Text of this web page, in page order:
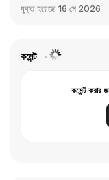
যুক্ত হয়েছে 16 মে 2026
কমেন্ট
কমেন্ট করার